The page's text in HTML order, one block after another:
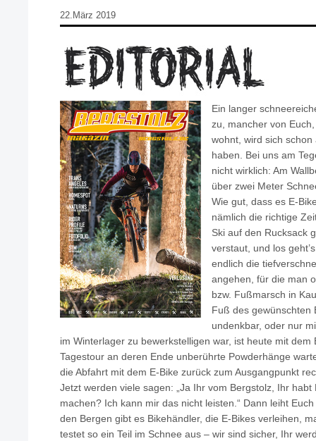
22.März 2019
Ein langer
zu, mancher von
wohnt, wird sich
haben. Bei uns am
nicht wirklich: Am
über zwei Meter
Wie gut, dass es E-
nämlich die richtige
Ski auf den Rucksack
verstaut, und los
endlich die
angehen, für die man
bzw. Fußmarsch in
Fuß des gewünschten
undenkbar, oder nur
im Winterlager zu bewerkstelligen war, ist heute mit dem
Tagestour an deren Ende unberührte Powderhänge
die Abfahrt mit dem E-Bike zurück zum Ausgangpunkt
Jetzt werden viele sagen: „Ja Ihr vom Bergstolz, Ihr
machen? Ich kann mir das nicht leisten.“ Dann leiht
den Bergen gibt es Bikehändler, die E-Bikes verleihen,
testet so ein Teil im Schnee aus – wir sind sicher, Ihr